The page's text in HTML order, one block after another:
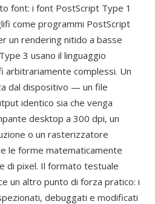
font: i font PostScript Type 1
come programmi PostScript
un rendering nitido a basse
3 usano il linguaggio
complessi. Un
dal dispositivo — un file
identico sia che venga
desktop a 300 dpi, un
o un rasterizzatore
le forme matematicamente
di pixel. Il formato testuale
un altro punto di forza pratico: i
debuggati e modificati